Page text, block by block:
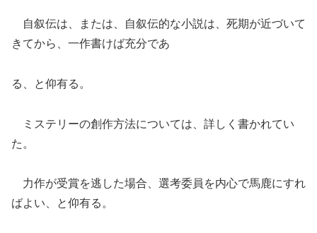
自叙伝は、または、自叙伝的な小説は、死期が近づいて
きてから、一作書けば充分であ
る、と仰有る。
ミステリーの創作方法については、詳しく書かれてい
た。
力作が受賞を逃した場合、選考委員を内心で馬鹿にすれ
ばよい、と仰有る。